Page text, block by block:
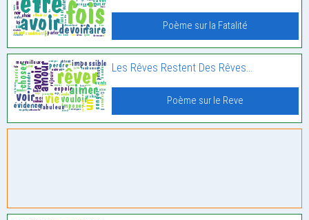
Poème sur la Fatalité
Les Rêves Restent Des Rêves…
Poème sur le Reve